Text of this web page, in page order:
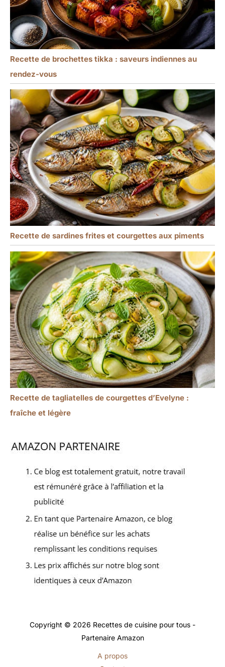
Recette de brochettes tikka : saveurs indiennes au
rendez-vous
Recette de sardines frites et courgettes aux piments
Recette de tagliatelles de courgettes d’Evelyne :
fraîche et légère
Copyright © 2026 Recettes de cuisine pour tous -
Partenaire Amazon
A propos